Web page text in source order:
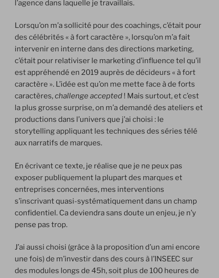
l’agence dans laquelle je travaillais.
Lorsqu’on m’a sollicité pour des coachings, c’était pour
des célébrités « à fort caractère », lorsqu’on m’a fait
intervenir en interne dans des directions marketing,
c’était pour relativiser le marketing d’influence tel qu’il
est appréhendé en 2019 auprès de décideurs « à fort
caractère ». L’idée est qu’on me mette face à de forts
caractères,challenge accepted ! Mais surtout, et c’est
la plus grosse surprise, on m’a demandé des ateliers et
productions dans l’univers que j’ai choisi : le
storytelling appliquant les techniques des séries télé
aux narratifs de marques.
En écrivant ce texte, je réalise que je ne peux pas
exposer publiquement la plupart des marques et
entreprises concernées, mes interventions
s’inscrivant quasi-systématiquement dans un champ
confidentiel. Ca deviendra sans doute un enjeu, je n’y
pense pas trop.
J’ai aussi choisi (grâce à la proposition d’un ami encore
une fois) de m’investir dans des cours à l’INSEEC sur
des modules longs de 45h, soit plus de 100 heures de